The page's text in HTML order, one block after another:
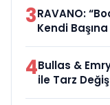
3RAVANO:
Kendi
4Bullas &
ile Tarz